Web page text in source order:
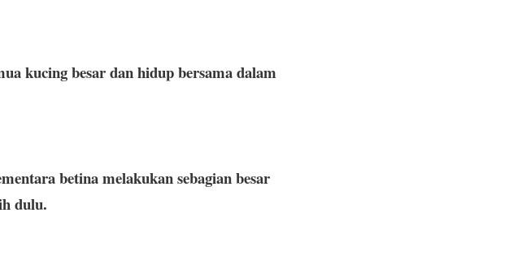
kucing besar dan hidup bersama dalam
betina melakukan sebagian besar
dulu.